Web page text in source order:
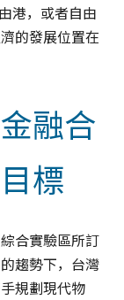
港，或者自由
的發展位置在
融合
標
合實驗區所訂
趨勢下，台灣
規劃現代物